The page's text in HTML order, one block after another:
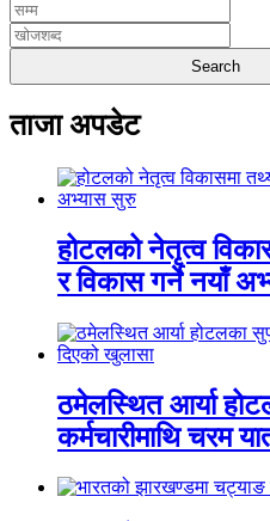
ताजा अपडेट
होटलको नेतृत्व
र विकास गर्ने नयाँ
ठमेलस्थित आर्या
कर्मचारीमाथि चरम